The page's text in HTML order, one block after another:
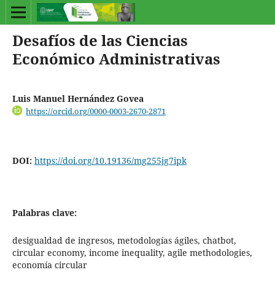
Desafíos de las Ciencias
Económico Administrativas
Luis Manuel Hernández Govea
https://orcid.org/0000-0003-2670-2871
DOI: https://doi.org/10.19136/mg255jg7ipk
Palabras clave:
desigualdad de ingresos, metodologías ágiles, chatbot,
circular economy, income inequality, agile methodologies,
economía circular